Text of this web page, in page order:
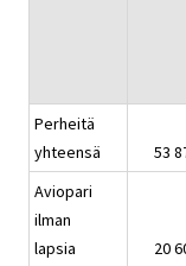
Perheitä
yhteensä
53
Aviopari
ilman
lapsia
20